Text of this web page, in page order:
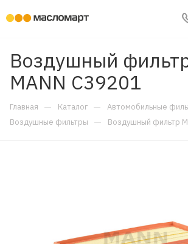
Воздушный
MANN C39201
Главная — Каталог — Автомобильные
Воздушные фильтры — Воздушный фильтр